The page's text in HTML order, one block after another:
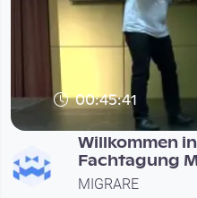
00:45:41
Willkommen
Fachtagung
MIGRARE